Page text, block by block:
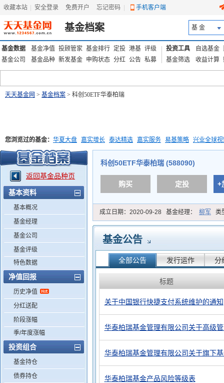
收藏本站 安全登录 免费开户 忘记密码 手机客户端
基金档案 基 金
基金数据 基金净值 投顾管家 基金排行 定投 港基 评级
基金公司
基金品种 新发基金 申购状态 分红 公告 私募
投资工具 自选基金
基金筛选
收益计算
天天基金网 > 基金档案 > 科创50ETF华泰柏瑞
您浏览过的基金： 华夏大盘 嘉实增长 泰达精选 嘉实服务 易基策略 兴业全球
添富优势 华安宏利 上证180价值ETF
返回基金品种页
基本资料
基本概况
基金经理
基金公司
基金评级
特色数据
净值回报
历史净值
分红送配
阶段涨幅
季/年度涨幅
投资组合
基金持仓
债券持仓
科创50ETF华泰柏瑞 (588090)
购买 定投 +
成立日期： 2020-09-28 基金经理： 柳军 类
基金公告
全部公告 发行运作 分
标题
关于中国银行快捷支付系统维护的通知
华泰柏瑞基金管理有限公司关于高级
华泰柏瑞基金管理有限公司关于旗下
华泰柏瑞基金产品风险等级表